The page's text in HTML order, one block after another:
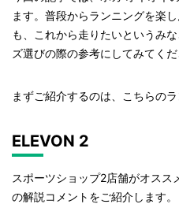
ます。普段からランニングを楽
も、これから走りたいというみ
ズ選びの際の参考にしてみてくだ
まずご紹介するのは、こちらの
ELEVON 2
スポーツショップ2店舗がオスス
の解説コメントをご紹介します。